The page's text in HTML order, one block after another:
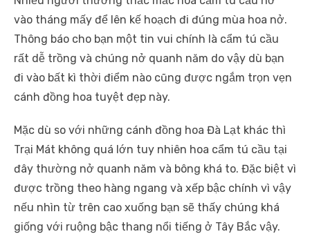
vào tháng mấy để lên kế hoạch đi đúng mùa hoa nở.
Thông báo cho bạn một tin vui chính là cẩm tú cầu
rất dễ trồng và chúng nở quanh năm do vậy dù bạn
đi vào bất kì thời điểm nào cũng được ngắm trọn vẹn
cánh đồng hoa tuyệt đẹp này.
Mặc dù so với những cánh đồng hoa Đà Lạt khác thì
Trại Mát không quá lớn tuy nhiên hoa cẩm tú cầu tại
đây thường nở quanh năm và bông khá to. Đặc biệt vì
được trồng theo hàng ngang và xếp bậc chính vì vậy
nếu nhìn từ trên cao xuống bạn sẽ thấy chúng khá
giống với ruộng bậc thang nổi tiếng ở Tây Bắc vậy.